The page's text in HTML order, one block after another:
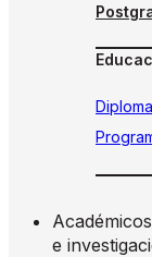
Académicos
e